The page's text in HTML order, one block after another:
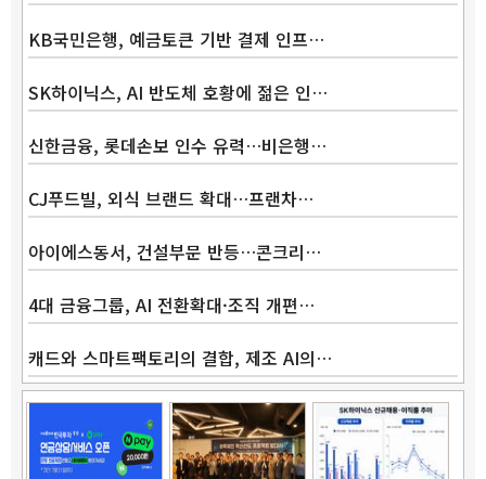
Band
KB국민은행, 예금토큰 기반 결제 인프…
SK하이닉스, AI 반도체 호황에 젊은 인…
신한금융, 롯데손보 인수 유력…비은행…
CJ푸드빌, 외식 브랜드 확대…프랜차…
아이에스동서, 건설부문 반등…콘크리…
4대 금융그룹, AI 전환확대·조직 개편…
캐드와 스마트팩토리의 결합, 제조 AI의…